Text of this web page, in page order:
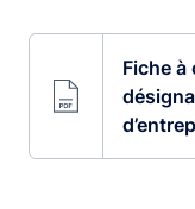
Fiche à